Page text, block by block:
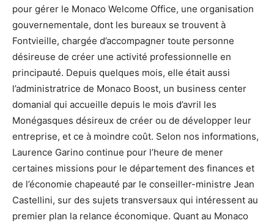
pour gérer le Monaco Welcome Office, une organisation
gouvernementale, dont les bureaux se trouvent à
Fontvieille, chargée d’accompagner toute personne
désireuse de créer une activité professionnelle en
principauté. Depuis quelques mois, elle était aussi
l’administratrice de Monaco Boost, un business center
domanial qui accueille depuis le mois d’avril les
Monégasques désireux de créer ou de développer leur
entreprise, et ce à moindre coût. Selon nos informations,
Laurence Garino continue pour l’heure de mener
certaines missions pour le département des finances et
de l’économie chapeauté par le conseiller-ministre Jean
Castellini, sur des sujets transversaux qui intéressent au
premier plan la relance économique. Quant au Monaco